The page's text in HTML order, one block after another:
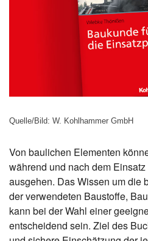
Quelle/Bild: W. Kohlhammer GmbH
Von baulichen Elementen
während und nach dem
ausgehen. Das Wissen um die
der verwendeten Baustoffe,
kann bei der Wahl einer
entscheidend sein. Ziel des